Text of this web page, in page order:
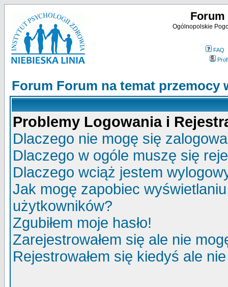
Forum
Ogólnopolskie
FAQ
Forum Forum na temat przemocy
Problemy Logowania i
Dlaczego nie mogę się
Dlaczego w ogóle muszę się
Dlaczego wciąż jestem
Jak mogę zapobiec
użytkowników?
Zgubiłem moje hasło!
Zarejestrowałem się ale nie
Rejestrowałem się kiedyś ale